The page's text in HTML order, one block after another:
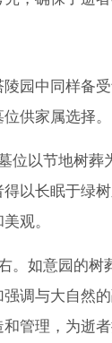
园中同样备
供家属选择。
位以节地树
以长眠于绿
观。
。如意园的
调与大自然
管理，为逝